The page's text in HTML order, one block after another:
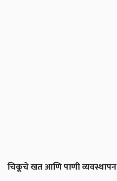
चिकूचे खत आणि पाणी व्यवस्थापन